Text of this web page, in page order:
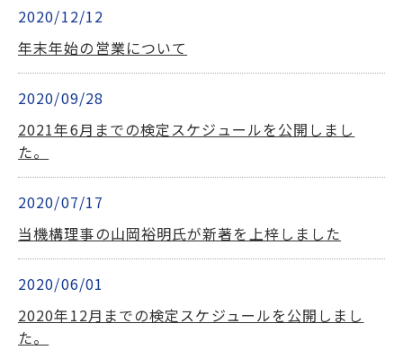
2020/12/12
年末年始の営業について
2020/09/28
2021年6月までの検定スケジュールを公開しまし
た。
2020/07/17
当機構理事の山岡裕明氏が新著を上梓しました
2020/06/01
2020年12月までの検定スケジュールを公開しまし
た。